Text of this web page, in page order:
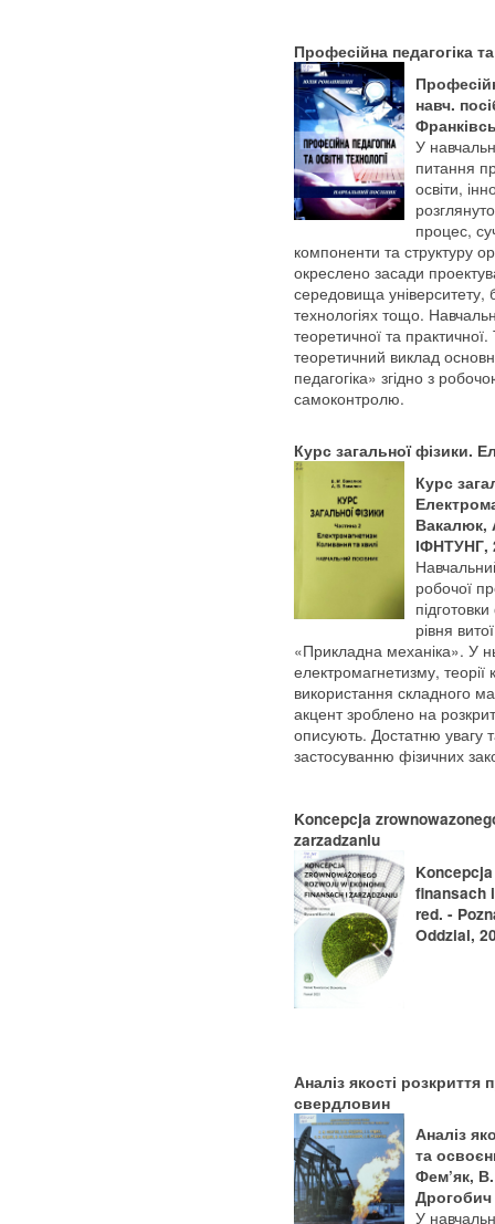
Професійна педагогіка та
навч.
У
питання
освіти,
процес,
компоненти та структуру
окреслено засади
середовища університету,
технологіях тощо.
теоретичної та
теоретичний виклад
педагогіка» згідно з
самоконтролю.
Курс загальної фізики.
Курс
Вакалюк,
ІФНТУНГ,
робочої
рівня
«Прикладна механіка». У
електромагнетизму,
використання складного
акцент зроблено на
описують. Достатню увагу
застосуванню фізичних
Koncepcja
zarzadzaniu
finansach
red. -
Oddzial,
Аналіз якості розкриття
свердловин
Аналіз
та
Фем’як,
Дрогобич
У